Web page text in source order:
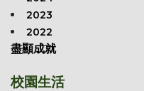
2023
2022
盡顯成就
校園生活